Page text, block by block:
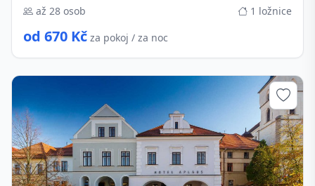
až 28 osob
1 ložnice
od 670 Kč za pokoj / za noc